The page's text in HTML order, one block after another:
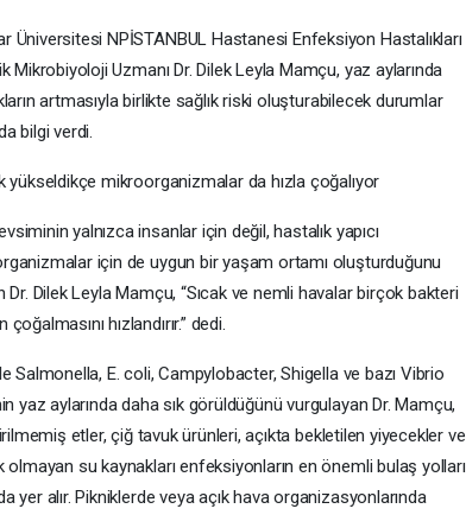
Üniversitesi NPİSTANBUL Hastanesi Enfeksiyon Hastalıkları
Mikrobiyoloji Uzmanı Dr. Dilek Leyla Mamçu, yaz aylarında
artmasıyla birlikte sağlık riski oluşturabilecek durumlar
bilgi verdi.
yükseldikçe mikroorganizmalar da hızla çoğalıyor
yalnızca insanlar için değil, hastalık yapıcı
için de uygun bir yaşam ortamı oluşturduğunu
Dr. Dilek Leyla Mamçu, “Sıcak ve nemli havalar birçok bakteri
çoğalmasını hızlandırır.” dedi.
Salmonella, E. coli, Campylobacter, Shigella ve bazı Vibrio
yaz aylarında daha sık görüldüğünü vurgulayan Dr. Mamçu,
etler, çiğ tavuk ürünleri, açıkta bekletilen yiyecekler ve
olmayan su kaynakları enfeksiyonların en önemli bulaş yolları
yer alır. Pikniklerde veya açık hava organizasyonlarında